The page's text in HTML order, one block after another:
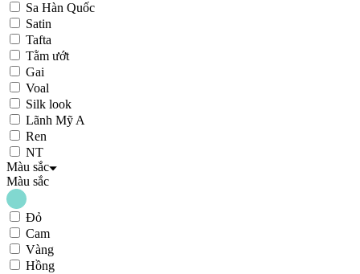
Sa Hàn Quốc
Satin
Tafta
Tằm ướt
Gai
Voal
Silk look
Lãnh Mỹ A
Ren
NT
Màu sắc
Màu sắc
Đỏ
Cam
Vàng
Hồng